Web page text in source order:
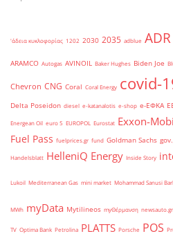
'άδεια κυκλοφορίας 1202 2030 2035 adblue ADR
ARAMCO Autogas AVINOIL Baker Hughes Biden Joe
Chevron CNG Coral Coral Energy covid-
Delta Poseidon diesel e-katanalotis e-shop e-ΕΦΚΑ
Energean Oil euro 5 EUROPOL Eurostat Exxon-
Fuel Pass fuelprices.gr fund Goldman Sachs
Handelsblatt HelleniQ Energy Inside Story
Lukoil Mediterranean Gas mini market Mohammad Sanusi
MWh myData Mytilineos myΘέρμανση newsauto.gr
TV Optima Bank Petrolina PLATTS Porsche POS